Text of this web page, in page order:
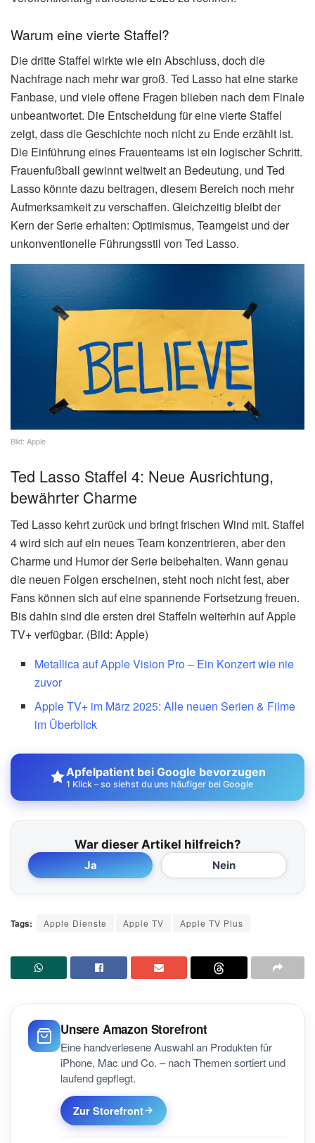
Warum eine vierte Staffel?
Die dritte Staffel wirkte wie ein Abschluss, doch die
Nachfrage nach mehr war groß. Ted Lasso hat eine starke
Fanbase, und viele offene Fragen blieben nach dem Finale
unbeantwortet. Die Entscheidung für eine vierte Staffel
zeigt, dass die Geschichte noch nicht zu Ende erzählt ist.
Die Einführung eines Frauenteams ist ein logischer Schritt.
Frauenfußball gewinnt weltweit an Bedeutung, und Ted
Lasso könnte dazu beitragen, diesem Bereich noch mehr
Aufmerksamkeit zu verschaffen. Gleichzeitig bleibt der
Kern der Serie erhalten: Optimismus, Teamgeist und der
unkonventionelle Führungsstil von Ted Lasso.
Bild: Apple
Ted Lasso Staffel 4: Neue Ausrichtung,
bewährter Charme
Ted Lasso kehrt zurück und bringt frischen Wind mit. Staffel
4 wird sich auf ein neues Team konzentrieren, aber den
Charme und Humor der Serie beibehalten. Wann genau
die neuen Folgen erscheinen, steht noch nicht fest, aber
Fans können sich auf eine spannende Fortsetzung freuen.
Bis dahin sind die ersten drei Staffeln weiterhin auf Apple
TV+ verfügbar. (Bild: Apple)
Metallica auf Apple Vision Pro – Ein Konzert wie nie
zuvor
Apple TV+ im März 2025: Alle neuen Serien & Filme
im Überblick
Apfelpatient bei Google bevorzugen
1 Klick – so siehst du uns häufiger bei Google
War dieser Artikel hilfreich?
Ja Nein
Tags: Apple Dienste Apple TV Apple TV Plus
Unsere Amazon Storefront
Eine handverlesene Auswahl an Produkten für
iPhone, Mac und Co. – nach Themen sortiert und
laufend gepflegt.
Zur Storefront